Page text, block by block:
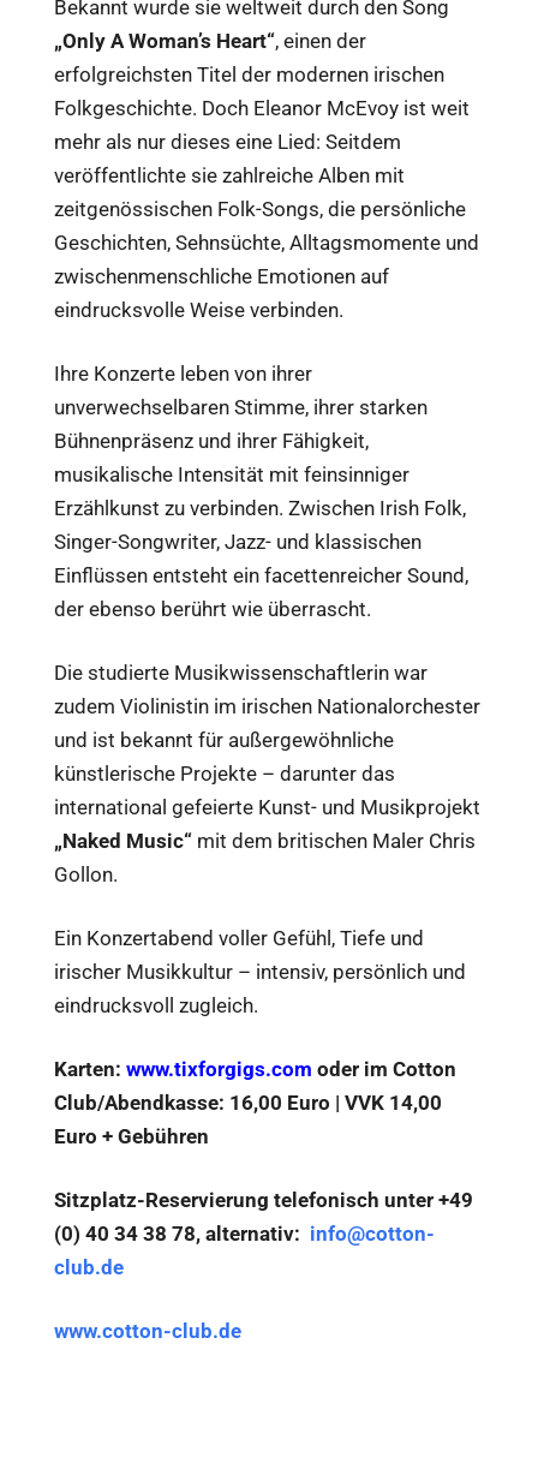
Bekannt wurde sie weltweit durch den Song
„Only A Woman’s Heart“, einen der
erfolgreichsten Titel der modernen irischen
Folkgeschichte. Doch Eleanor McEvoy ist weit
mehr als nur dieses eine Lied: Seitdem
veröffentlichte sie zahlreiche Alben mit
zeitgenössischen Folk-Songs, die persönliche
Geschichten, Sehnsüchte, Alltagsmomente und
zwischenmenschliche Emotionen auf
eindrucksvolle Weise verbinden.
Ihre Konzerte leben von ihrer
unverwechselbaren Stimme, ihrer starken
Bühnenpräsenz und ihrer Fähigkeit,
musikalische Intensität mit feinsinniger
Erzählkunst zu verbinden. Zwischen Irish Folk,
Singer-Songwriter, Jazz- und klassischen
Einflüssen entsteht ein facettenreicher Sound,
der ebenso berührt wie überrascht.
Die studierte Musikwissenschaftlerin war
zudem Violinistin im irischen Nationalorchester
und ist bekannt für außergewöhnliche
künstlerische Projekte – darunter das
international gefeierte Kunst- und Musikprojekt
„Naked Music“ mit dem britischen Maler Chris
Gollon.
Ein Konzertabend voller Gefühl, Tiefe und
irischer Musikkultur – intensiv, persönlich und
eindrucksvoll zugleich.
Karten: www.tixforgigs.com oder im Cotton
Club/Abendkasse: 16,00 Euro | VVK 14,00
Euro + Gebühren
Sitzplatz-Reservierung telefonisch unter +49
(0) 40 34 38 78, alternativ: info@cotton-
club.de
www.cotton-club.de